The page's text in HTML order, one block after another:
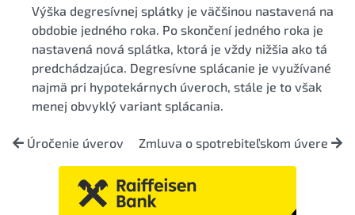
Výška degresívnej splátky je väčšinou nastavená na
obdobie jedného roka. Po skončení jedného roka je
nastavená nová splátka, ktorá je vždy nižšia ako tá
predchádzajúca. Degresívne splácanie je využívané
najmä pri hypotekárnych úveroch, stále je to však
menej obvyklý variant splácania.
Úročenie úverov Zmluva o spotrebiteľskom úvere